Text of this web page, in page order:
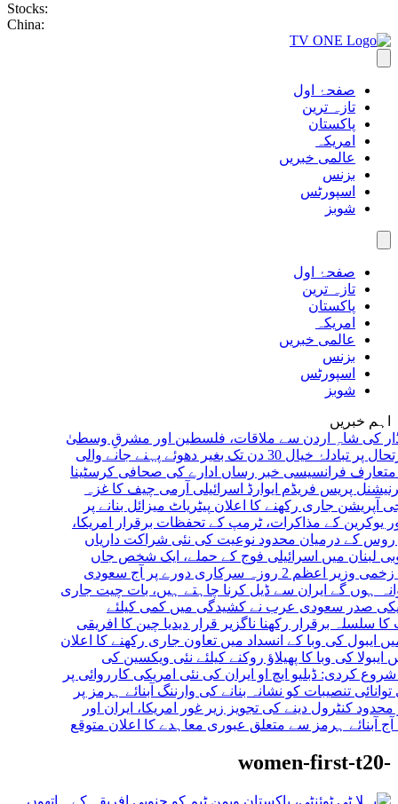
Stocks:
China:
صفحۂ اول
تازہ ترین
پاکستان
امریکہ
عالمی خبریں
بزنس
اسپورٹس
شوبز
صفحۂ اول
تازہ ترین
پاکستان
امریکہ
عالمی خبریں
بزنس
اسپورٹس
شوبز
اہم خبریں
شاہِ اردن سے ملاقات، فلسطین اور مشرقِ وسطیٰ
تبادلۂ خیال
30 دن تک بغیر دھوئے پہنے جانے والی
فرانسیسی خبر رساں ادارے کی صحافی کرسٹینا
پریس فریڈم ایوارڈاسرائیلی آرمی چیف کا غزہ
جاری رکھنے کا اعلانپیٹریاٹ میزائل بنانے پر
کے مذاکرات، ٹرمپ کے تحفظات برقرارامریکا،
کے درمیان محدود نوعیت کی نئی شراکت داریاں
میں اسرائیلی فوج کے حملے، ایک شخص جاں
وزیر اعظم 2 روزہ سرکاری دورے پر آج سعودی
گےایران سے ڈیل کرنا چاہتے ہیں، بات چیت جاری
صدرسعودی عرب نے کشیدگی میں کمی کیلئے
برقرار رکھنا ناگزیر قرار دیدیاچین کا افریقی
کی وبا کے انسداد میں تعاون جاری رکھنے کا اعلان
کی وبا کا پھیلاؤ روکنے کیلئے نئی ویکسین کی
کردی: ڈبلیو ایچ اوایران کی نئی امریکی کارروائی پر
تنصیبات کو نشانہ بنانے کی وارننگ آبنائے ہرمز پر
کنٹرول دینے کی تجویز زیر غور امریکا، ایران اور
ہرمز سے متعلق عبوری معاہدے کا اعلان متوقع
-women-first-t20